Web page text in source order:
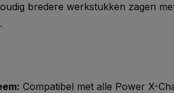
bredere werkstukken zagen
.
Compatibel met alle Power X-